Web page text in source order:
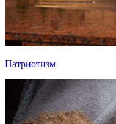
Патриотизм